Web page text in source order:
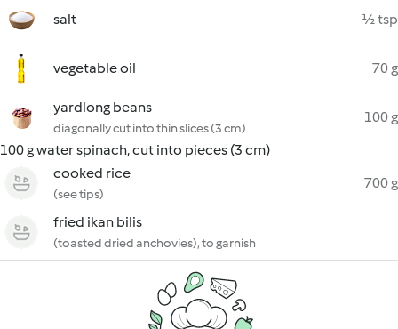
salt ½ tsp
vegetable oil 70 g
yardlong beans
diagonally cut into thin slices (3 cm)
100 g
100 g water spinach, cut into pieces (3 cm)
cooked rice
(see tips)
700 g
fried ikan bilis
(toasted dried anchovies), to garnish